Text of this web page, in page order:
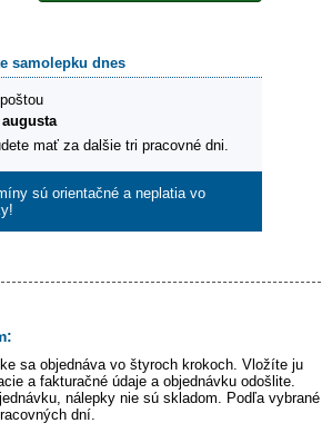
samolepku dnes
mať za dalšie tri pracovné dni.
sú orientačné a neplatia vo
sa objednáva vo štyroch krokoch. Vložíte ju
a fakturačné údaje a objednávku odošlite.
nálepky nie sú skladom. Podľa vybrané
dní.